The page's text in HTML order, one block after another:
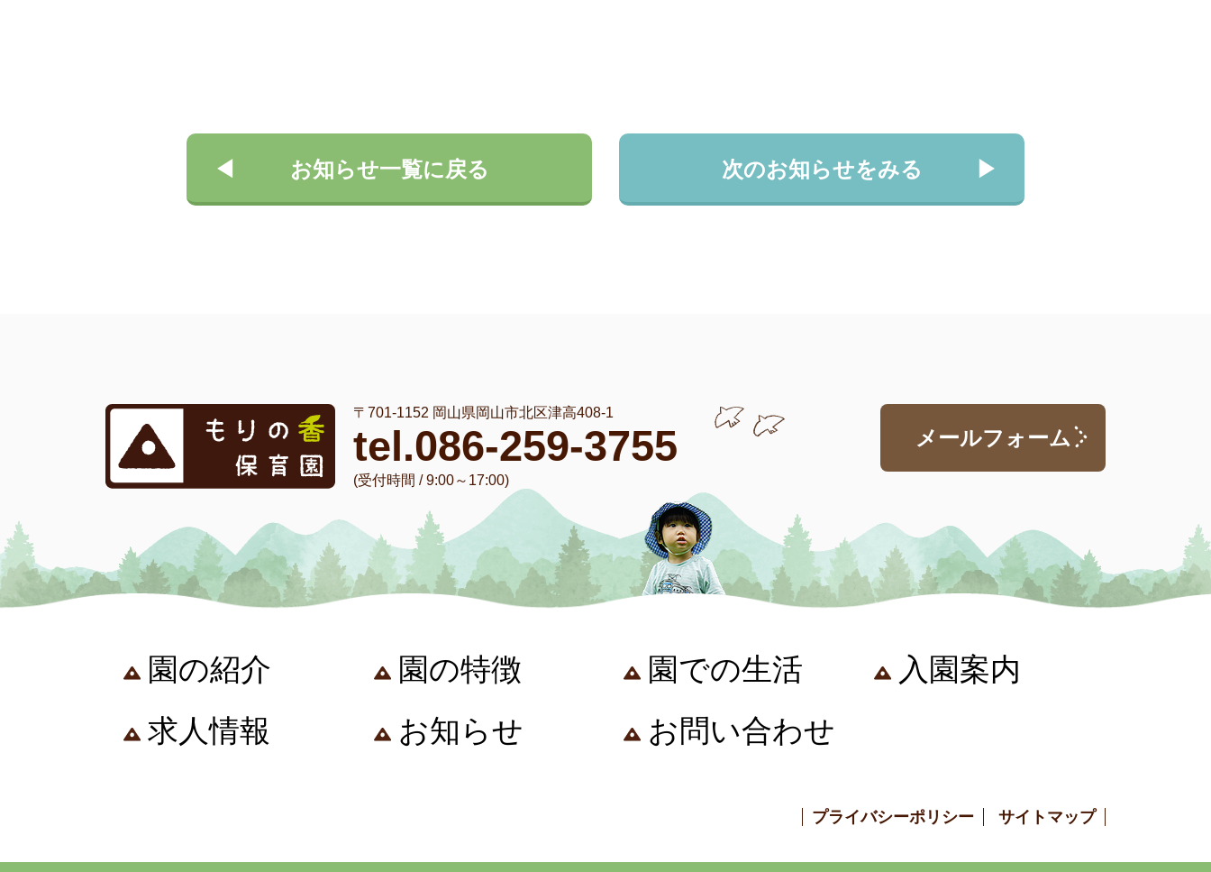
お知らせ一覧に戻る 次のお知らせをみる
〒701-1152 岡山県岡山市北区津高408-1
tel.086-259-3755
(受付時間 / 9:00～17:00)
メールフォーム
園の紹介 園の特徴 園での生活
入園案内
求人情報
お知らせ お問い合わせ
プライバシーポリシー サイトマップ